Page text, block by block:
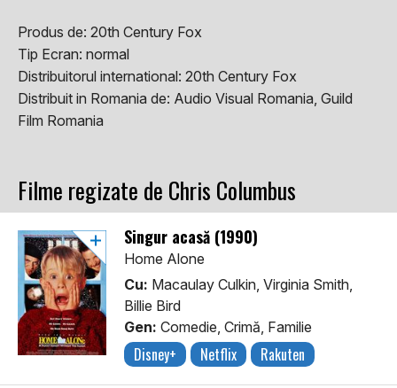
Produs de: 20th Century Fox
Tip Ecran: normal
Distribuitorul international: 20th Century Fox
Distribuit in Romania de: Audio Visual Romania, Guild
Film Romania
Filme regizate de Chris Columbus
Singur acasă (1990)
Home Alone
Cu: Macaulay Culkin, Virginia Smith,
Billie Bird
Gen: Comedie, Crimă, Familie
Disney+ Netflix Rakuten